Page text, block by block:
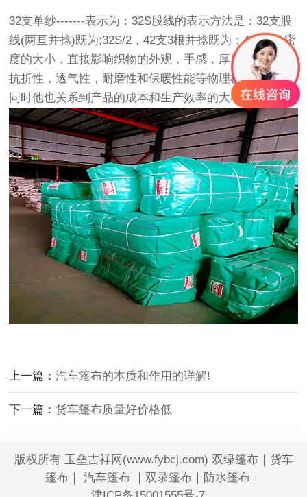
32支单纱-------表示为：32S股线的表示方法是：32支股
线(两亘并捻)既为;32S/2，42支3根并捻既为：42S/3。密
度的大小，直接影响织物的外观，手感，厚度，强力，
抗折性，透气性，耐磨性和保暖性能等物理机械指标，
同时他也关系到产品的成本和生产效率的大小。
上一篇：汽车篷布的本质和作用的详解!
下一篇：货车篷布质量好价格低
版权所有 玉垒吉祥网(www.fybcj.com) 双绿篷布｜货车
篷布｜ 汽车篷布 ｜双录篷布｜防水篷布｜